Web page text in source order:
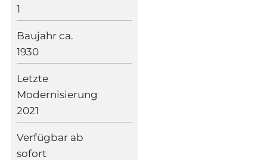
1
Baujahr ca.
1930
Letzte
Modernisierung
2021
Verfügbar ab
sofort